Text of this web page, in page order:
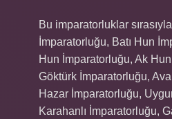
Bu imparatorluklar
İmparatorluğu, Batı Hun
Hun İmparatorluğu, Ak
Göktürk İmparatorluğu,
Hazar İmparatorluğu,
Karahanlı İmparatorluğu,